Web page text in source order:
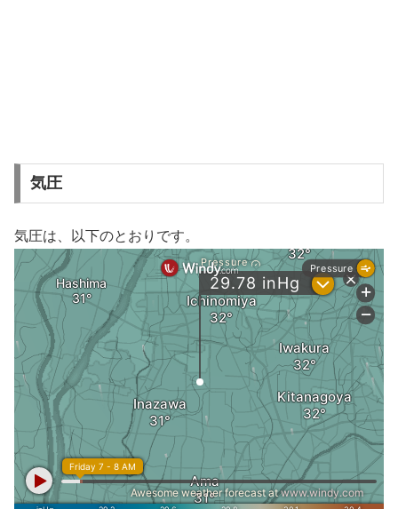
気圧
気圧は、以下のとおりです。